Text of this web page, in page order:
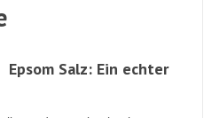
Epsom Salz: Ein echter